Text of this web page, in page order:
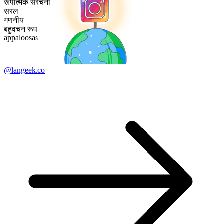
रूपात्मक संरचना
सरल
गणनीय
बहुवचन रूप
appaloosas
@langeek.co